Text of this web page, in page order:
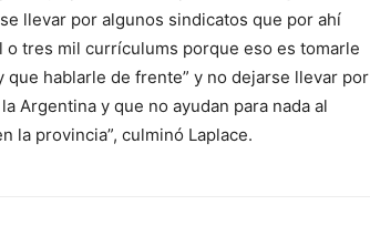
llevar por algunos sindicatos que por ahí
tres mil currículums porque eso es tomarle
que hablarle de frente” y no dejarse llevar por
Argentina y que no ayudan para nada al
la provincia”, culminó Laplace.